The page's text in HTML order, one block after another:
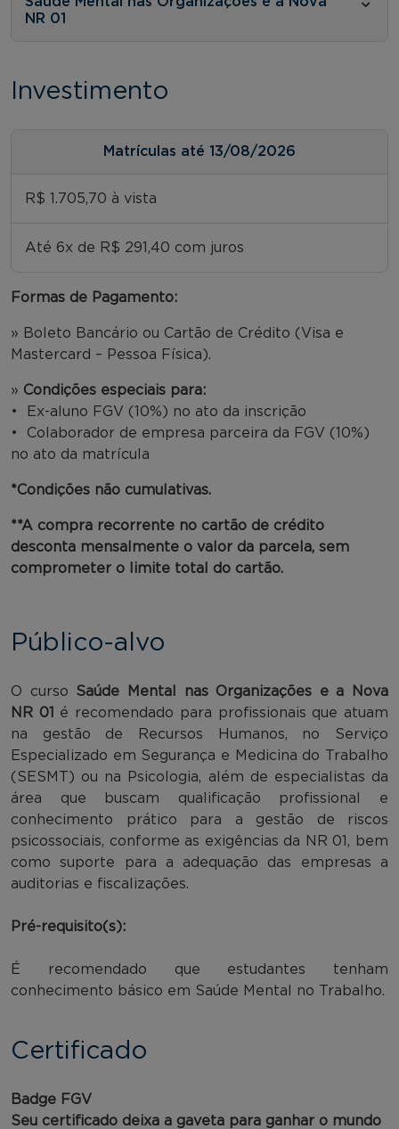
NR 01
Investimento
Matrículas até 13/08/2026
R$ 1.705,70 à vista
Até 6x de R$ 291,40 com juros
Formas de Pagamento:
» Boleto Bancário ou Cartão de Crédito (Visa e
Mastercard – Pessoa Física).
» Condições especiais para:
• Ex-aluno FGV (10%) no ato da inscrição
• Colaborador de empresa parceira da FGV (10%)
no ato da matrícula
*Condições não cumulativas.
**A compra recorrente no cartão de crédito
desconta mensalmente o valor da parcela, sem
comprometer o limite total do cartão.
Público-alvo
O curso Saúde Mental nas Organizações e a Nova
NR 01
é recomendado para profissionais que atuam
na gestão de Recursos Humanos, no Serviço
Especializado em Segurança e Medicina do Trabalho
(SESMT) ou na Psicologia, além de especialistas da
área que buscam qualificação profissional e
conhecimento prático para a gestão de riscos
psicossociais, conforme as exigências da NR 01, bem
como suporte para a adequação das empresas a
auditorias e fiscalizações.
Pré-requisito(s):
É recomendado que estudantes tenham
conhecimento básico em Saúde Mental no Trabalho.
Certificado
Badge FGV
Seu certificado deixa a gaveta para ganhar o mundo